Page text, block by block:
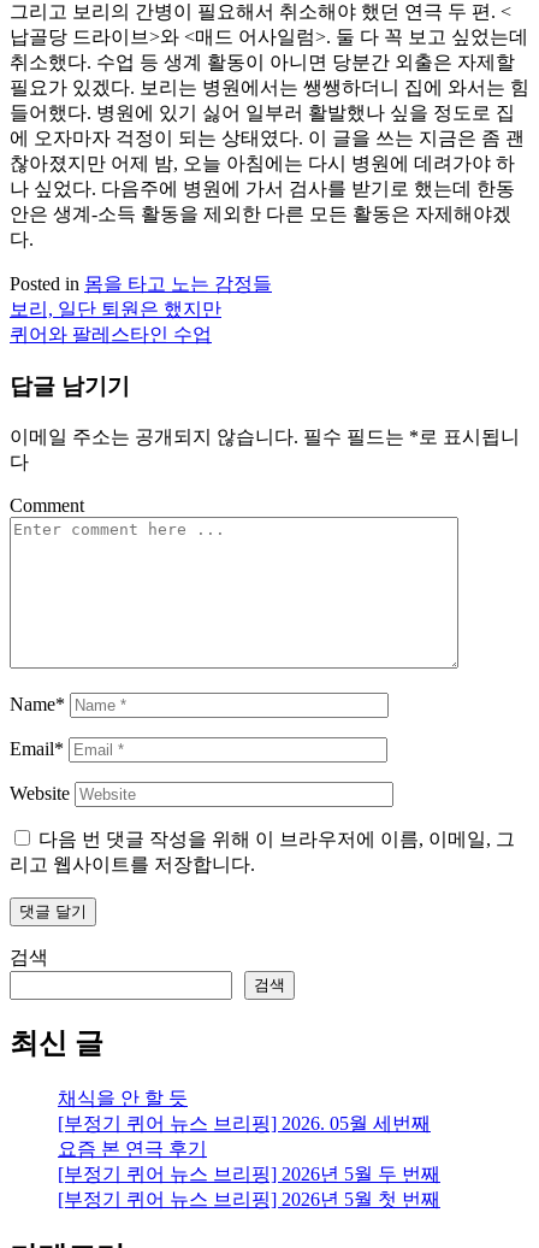
그리고 보리의 간병이 필요해서 취소해야 했던 연극 두 편. <
납골당 드라이브>와 <매드 어사일럼>. 둘 다 꼭 보고 싶었는데
취소했다. 수업 등 생계 활동이 아니면 당분간 외출은 자제할
필요가 있겠다. 보리는 병원에서는 쌩쌩하더니 집에 와서는 힘
들어했다. 병원에 있기 싫어 일부러 활발했나 싶을 정도로 집
에 오자마자 걱정이 되는 상태였다. 이 글을 쓰는 지금은 좀 괜
찮아졌지만 어제 밤, 오늘 아침에는 다시 병원에 데려가야 하
나 싶었다. 다음주에 병원에 가서 검사를 받기로 했는데 한동
안은 생계-소득 활동을 제외한 다른 모든 활동은 자제해야겠
다.
Posted in 몸을 타고 노는 감정들
글
탐
색
보리, 일단 퇴원은 했지만
퀴어와 팔레스타인 수업
답글 남기기
이메일 주소는 공개되지 않습니다. 필수 필드는 *로 표시됩니
다
Comment
Name*
Email*
Website
다음 번 댓글 작성을 위해 이 브라우저에 이름, 이메일, 그
리고 웹사이트를 저장합니다.
검색
검색
최신 글
채식을 안 할 듯
[부정기 퀴어 뉴스 브리핑] 2026. 05월 세번째
요즘 본 연극 후기
[부정기 퀴어 뉴스 브리핑] 2026년 5월 두 번째
[부정기 퀴어 뉴스 브리핑] 2026년 5월 첫 번째